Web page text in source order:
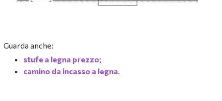
Guarda anche:
stufe a legna prezzo;
camino da incasso a legna.